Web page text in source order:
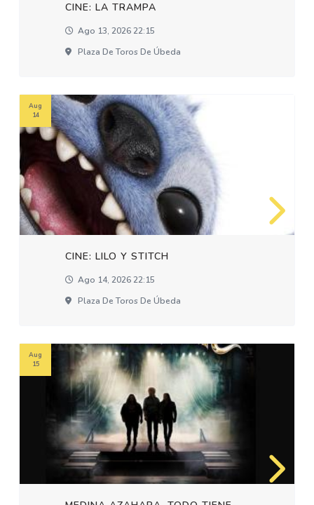
CINE: LA TRAMPA
Ago 13, 2026 22:15
Plaza De Toros De Úbeda
CINE: LILO Y STITCH
Ago 14, 2026 22:15
Plaza De Toros De Úbeda
Aug
14
Aug
15